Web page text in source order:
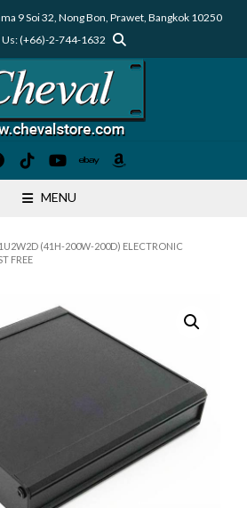
9 Soi 32, Nong Bon, Prawet, Bangkok 10250
Us: (+66)-2-744-1632
MENU
(41H-200W-200D) ELECTRONIC
FREE